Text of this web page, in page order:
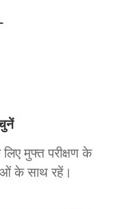
मुफ्त परीक्षण के
के साथ रहें।